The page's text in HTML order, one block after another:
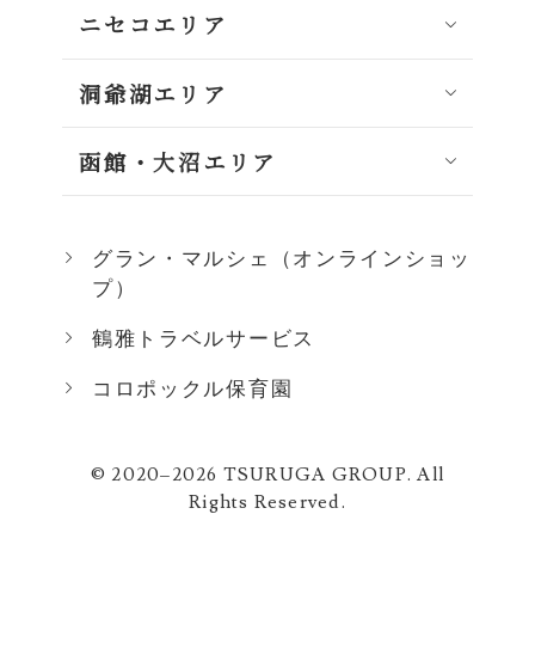
ニセコエリア
洞爺湖エリア
函館・大沼エリア
グラン・マルシェ（オンラインショッ
プ）
鶴雅トラベルサービス
コロポックル保育園
© 2020–2026 TSURUGA GROUP. All
Rights Reserved.